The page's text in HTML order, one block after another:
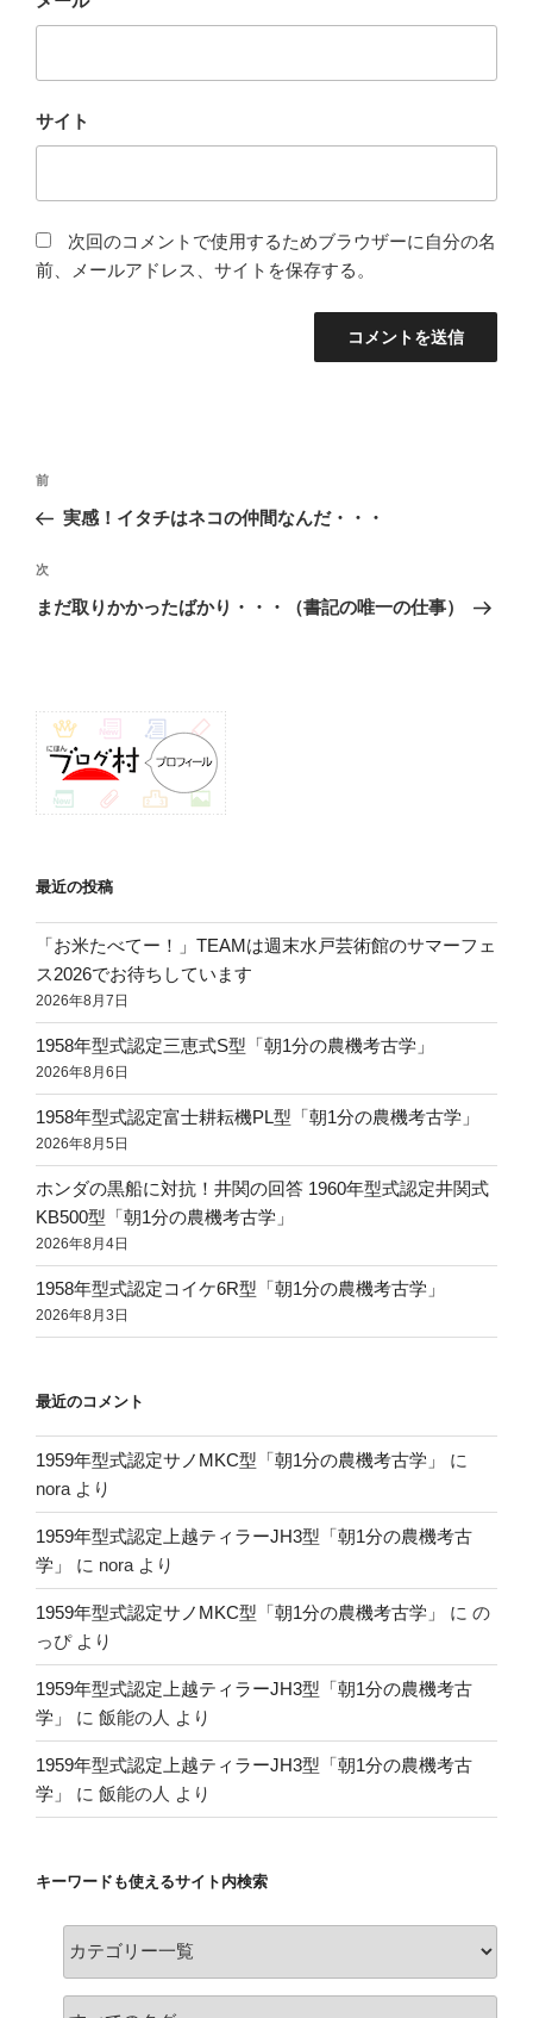
サイト
次回のコメントで使用するためブラウザーに自分の名
前、メールアドレス、サイトを保存する。
投
ナ
ビ
ゲ
ン
前
の
稿
前
実感！イタチはネコの仲間なんだ・・・
次
の
次
まだ取りかかったばかり・・・（書記の唯一の仕事）
最近の投稿
「お米たべてー！」TEAMは週末水戸芸術館のサマーフェ
ス2026でお待ちしています
2026年8月7日
1958年型式認定三恵式S型「朝1分の農機考古学」
2026年8月6日
1958年型式認定富士耕耘機PL型「朝1分の農機考古学」
2026年8月5日
ホンダの黒船に対抗！井関の回答 1960年型式認定井関式
KB500型「朝1分の農機考古学」
2026年8月4日
1958年型式認定コイケ6R型「朝1分の農機考古学」
2026年8月3日
最近のコメント
1959年型式認定サノMKC型「朝1分の農機考古学」
に
nora より
1959年型式認定上越ティラーJH3型「朝1分の農機考古
学」
に nora より
1959年型式認定サノMKC型「朝1分の農機考古学」 に の
っぴより
1959年型式認定上越ティラーJH3型「朝1分の農機考古
学」
に 飯能の人 より
1959年型式認定上越ティラーJH3型「朝1分の農機考古
学」
に 飯能の人 より
キーワードも使えるサイト内検索